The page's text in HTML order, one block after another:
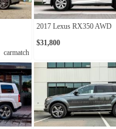
carmatch
2017 Lexus RX350 AWD
$31,800